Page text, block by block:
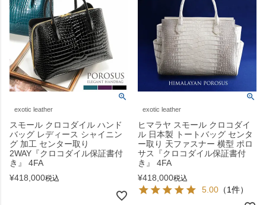
exotic leather
スモール クロコダイル ハンド
バッグ レディース シャイニン
グ 加工 センター取り
2WAY『クロコダイル保証書付
き』 4FA
¥418,000税込
exotic leather
ヒマラヤ スモール クロコダイ
ル 日本製 トートバッグ センタ
ー取り 天ファスナー 横型 ポロ
サス『クロコダイル保証書付
き』 4FA
¥418,000税込
5.00 （1件）